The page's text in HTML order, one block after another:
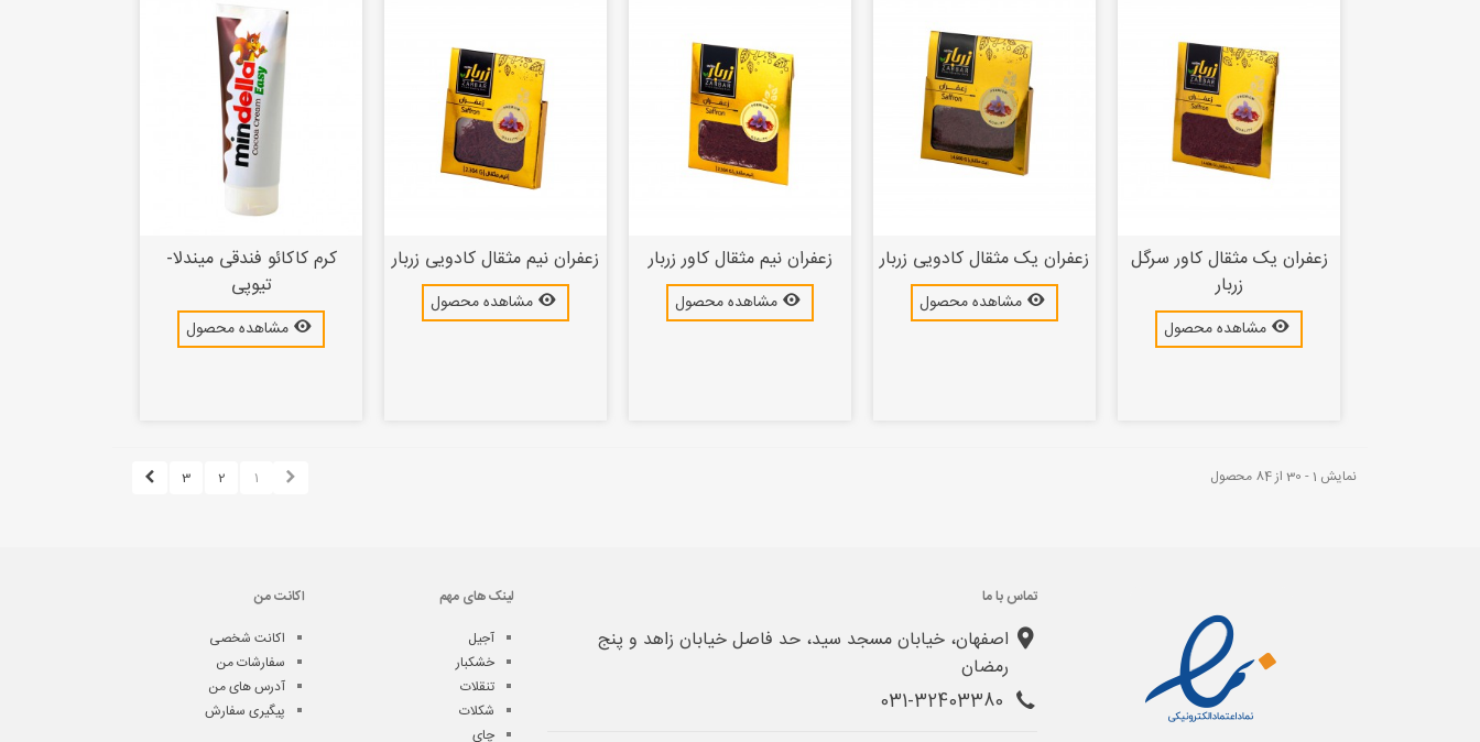
زعفران یک مثقال کاور سرگل
زربار
مشاهده محصول
زعفران یک مثقال کادویی زربار
مشاهده محصول
زعفران نیم مثقال کاور زربار
مشاهده محصول
زعفران نیم مثقال کادویی زربار
مشاهده محصول
کرم کاکائو فندقی میندلا-
تیوپی
مشاهده محصول
1
2
3 نمایش 1 - 30 از 84 محصول
اکانت من
اکانت شخصی
سفارشات من
آدرس های من
پیگیری سفارش
لینک های مهم
آجیل
خشکبار
تنقلات
شکلات
چای
تماس با ما
اصفهان، خیابان مسجد سید، حد فاصل خیابان زاهد و پنج
رمضان